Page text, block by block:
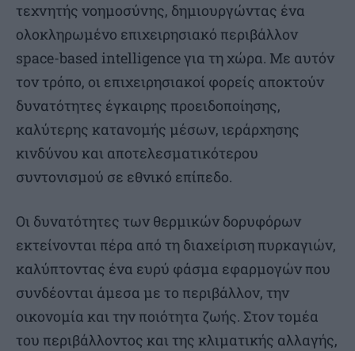
τεχνητής νοημοσύνης, δημιουργώντας ένα
ολοκληρωμένο επιχειρησιακό περιβάλλον
space-based intelligence για τη χώρα. Με αυτόν
τον τρόπο, οι επιχειρησιακοί φορείς αποκτούν
δυνατότητες έγκαιρης προειδοποίησης,
καλύτερης κατανομής μέσων, ιεράρχησης
κινδύνου και αποτελεσματικότερου
συντονισμού σε εθνικό επίπεδο.
Οι δυνατότητες των θερμικών δορυφόρων
εκτείνονται πέρα από τη διαχείριση πυρκαγιών,
καλύπτοντας ένα ευρύ φάσμα εφαρμογών που
συνδέονται άμεσα με το περιβάλλον, την
οικονομία και την ποιότητα ζωής. Στον τομέα
του περιβάλλοντος και της κλιματικής αλλαγής,